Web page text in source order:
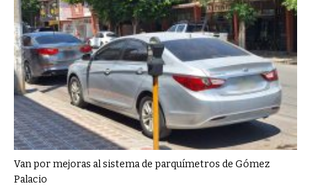
Van por mejoras al sistema de parquímetros de Gómez
Palacio